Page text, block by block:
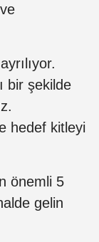
bir şekilde
hedef kitleyi
önemli 5
gelin